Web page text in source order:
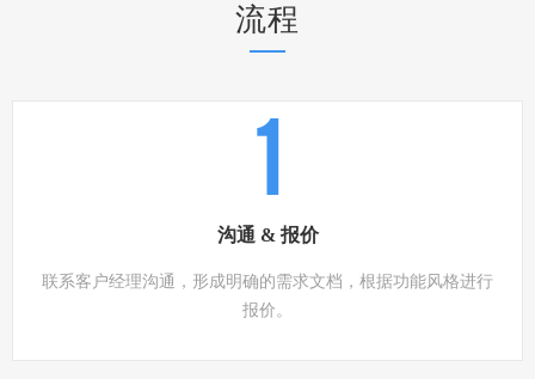
流程
沟通 & 报价
联系客户经理沟通，形成明确的需求文档，根据功能风格进行
报价。